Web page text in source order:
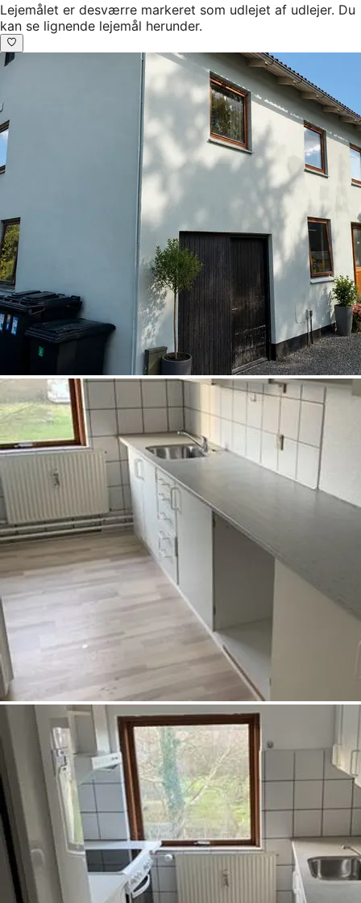
Lejemålet er desværre markeret som udlejet af udlejer. Du
kan se lignende lejemål herunder.